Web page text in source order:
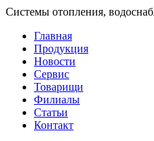
Системы отопления,
Главная
Продукция
Новости
Сервис
Товарищи
Филиалы
Статьи
Контакт